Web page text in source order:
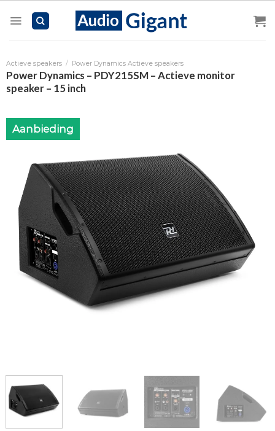
Actieve speakers / Power Dynamics Actieve speakers
Power Dynamics – PDY215SM – Actieve monitor
speaker – 15 inch
Aanbieding